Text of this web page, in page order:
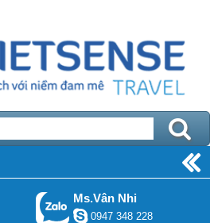
Ms.Vân Nhi
0947 348 228